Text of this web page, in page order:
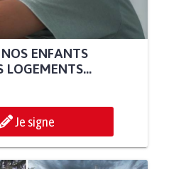
ENFANTS
LOGEMENTS...
Je signe